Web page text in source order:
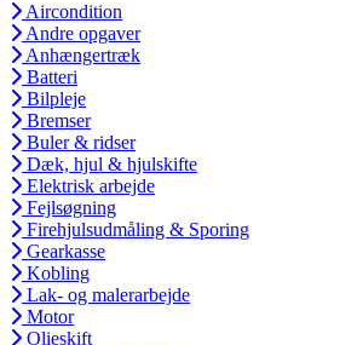
Aircondition
Andre opgaver
Anhængertræk
Batteri
Bilpleje
Bremser
Buler & ridser
Dæk, hjul & hjulskifte
Elektrisk arbejde
Fejlsøgning
Firehjulsudmåling & Sporing
Gearkasse
Kobling
Lak- og malerarbejde
Motor
Olieskift